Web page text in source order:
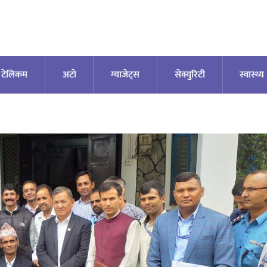
टेलिकम अटाे ग्याजेट्स सेक्युरिटी स्वास्थ्य